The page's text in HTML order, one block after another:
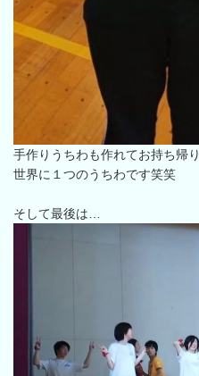
手作りうちわも作れてお持ち帰り
世界に１つのうちわです笑笑
そして最後は…